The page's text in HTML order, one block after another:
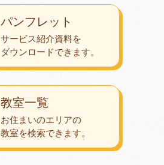
教室一覧
お住まいのエリアの
教室を検索できます。
パンフレット
サービス紹介資料を
ダウンロードできます。